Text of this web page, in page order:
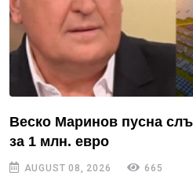
Веско Маринов пусна
за 1 млн. евро
AUGUST 08, 2026 665